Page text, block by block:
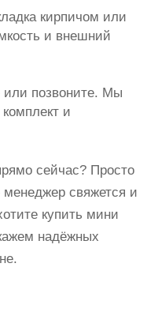
кирпичом или
и внешний
или позвоните. Мы
и
сейчас? Просто
свяжется и
купить мини
надёжных